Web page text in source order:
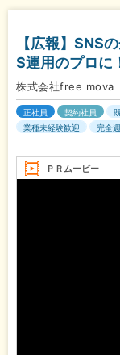
【広報】SNS
S運用のプロに
株式会社free mova
正社員 契約社員
業種未経験歓迎
完全
ＰＲムービー